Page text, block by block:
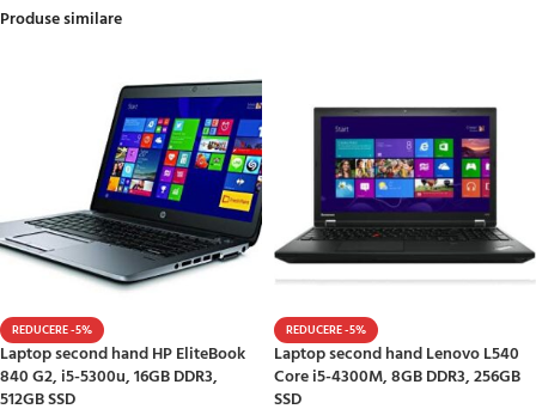
Produse similare
REDUCERE -5%
Laptop second hand HP EliteBook
840 G2, i5-5300u, 16GB DDR3,
512GB SSD
REDUCERE -5%
Laptop second hand Lenovo L540
Core i5-4300M, 8GB DDR3, 256GB
SSD